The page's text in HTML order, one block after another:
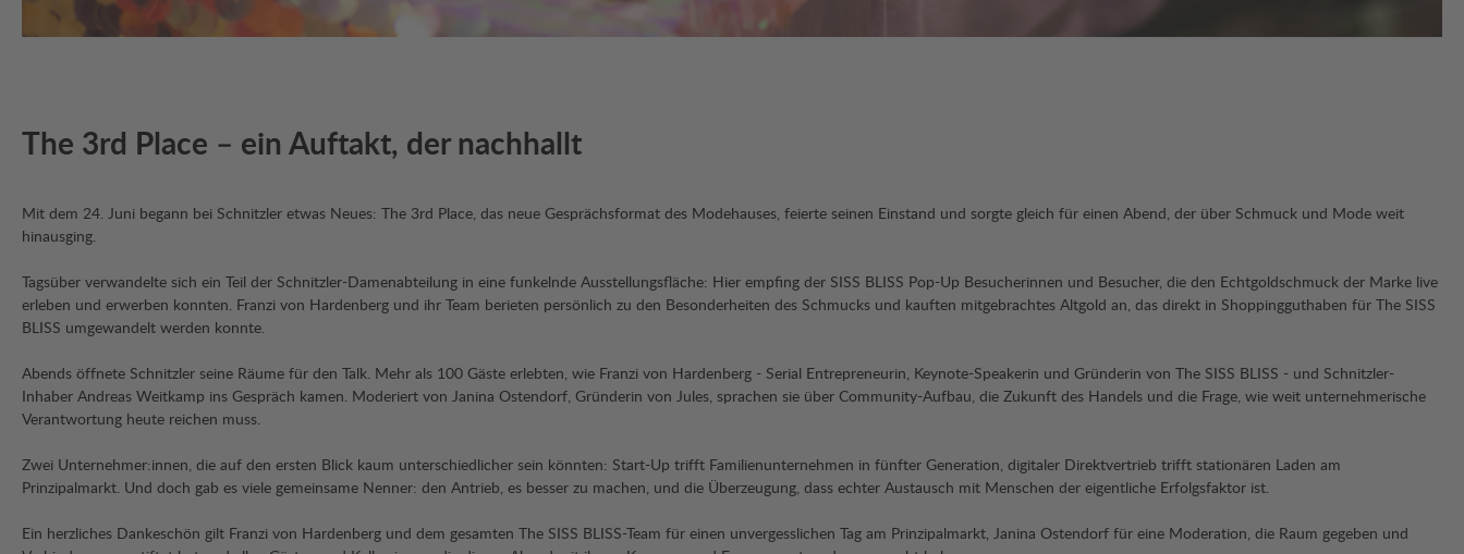
The 3rd Place – ein Auftakt, der nachhallt
Mit dem 24. Juni begann bei Schnitzler etwas Neues: The 3rd Place, das neue Gesprächsformat des Modehauses, feierte seinen Einstand und sorgte gleich für einen Abend, der über Schmuck und Mode weit
hinausging.
Tagsüber verwandelte sich ein Teil der Schnitzler-Damenabteilung in eine funkelnde Ausstellungsfläche: Hier empfing der SISS BLISS Pop-Up Besucherinnen und Besucher, die den Echtgoldschmuck der Marke live
erleben und erwerben konnten. Franzi von Hardenberg und ihr Team berieten persönlich zu den Besonderheiten des Schmucks und kauften mitgebrachtes Altgold an, das direkt in Shoppingguthaben für The SISS
BLISS umgewandelt werden konnte.
Abends öffnete Schnitzler seine Räume für den Talk. Mehr als 100 Gäste erlebten, wie Franzi von Hardenberg - Serial Entrepreneurin, Keynote-Speakerin und Gründerin von The SISS BLISS - und Schnitzler-
Inhaber Andreas Weitkamp ins Gespräch kamen. Moderiert von Janina Ostendorf, Gründerin von Jules, sprachen sie über Community-Aufbau, die Zukunft des Handels und die Frage, wie weit unternehmerische
Verantwortung heute reichen muss.
Zwei Unternehmer:innen, die auf den ersten Blick kaum unterschiedlicher sein könnten: Start-Up trifft Familienunternehmen in fünfter Generation, digitaler Direktvertrieb trifft stationären Laden am
Prinzipalmarkt. Und doch gab es viele gemeinsame Nenner: den Antrieb, es besser zu machen, und die Überzeugung, dass echter Austausch mit Menschen der eigentliche Erfolgsfaktor ist.
Ein herzliches Dankeschön gilt Franzi von Hardenberg und dem gesamten The SISS BLISS-Team für einen unvergesslichen Tag am Prinzipalmarkt, Janina Ostendorf für eine Moderation, die Raum gegeben und